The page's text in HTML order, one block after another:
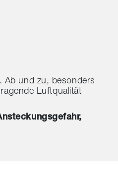
Ab und zu, besonders
Luftqualität